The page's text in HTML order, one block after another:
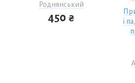
Роднянський
450 ₴
і